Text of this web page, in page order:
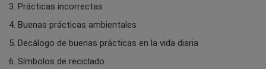
3. Prácticas incorrectas
4. Buenas prácticas ambientales
5. Decálogo de buenas prácticas en la vida diaria
6. Símbolos de reciclado